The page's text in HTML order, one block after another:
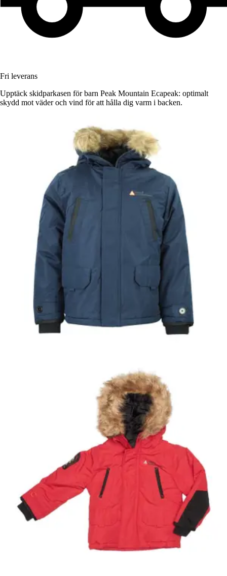
Fri leverans
Upptäck skidparkasen för barn Peak Mountain Ecapeak: optimalt
skydd mot väder och vind för att hålla dig varm i backen.